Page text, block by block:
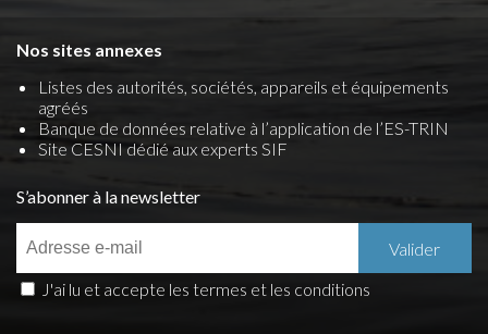
Nos sites annexes
Listes des autorités, sociétés, appareils et équipements
agréés
Banque de données relative à l’application de l’ES-TRIN
Site CESNI dédié aux experts SIF
S’abonner à la newsletter
J'ai lu et accepte les termes et les conditions